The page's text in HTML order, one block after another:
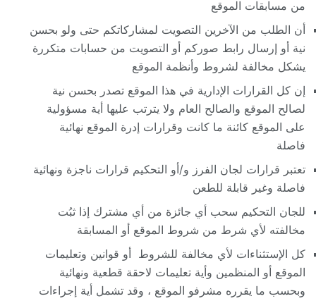
من مسابقات الموقع
أن الطلب من الآخرين التصويت لمشاركاتكم حتى ولو بحسن
نية أو إرسال رابط صوركم أو التصويت من حسابات متكررة
يشكل مخالفة لشروط وأنظمة الموقع
إن كل القرارات الإدارية في هذا الموقع تصدر بحسن نية
لصالح الموقع والصالح العام ولا يترتب عليها أية مسؤولية
على الموقع كائنة ما كانت وقرارات إدرة الموقع نهائية
فاصلة
تعتبر قرارات لجان الفرز و/أو التحكيم قرارات ناجزة ونهائية
فاصلة وغير قابلة للطعن
للجان التحكيم سحب أي جائزة من أي مشترك إذا ثبُت
مخالفته لأي شرط من شروط الموقع أو المسابقة
كل الإستثناءات لأي مخالفة للشروط أو قوانين وتعليمات
الموقع أو المنظمين وأية تعليمات لاحقة قطعية ونهائية
وبحسب ما يقرره مشرفو الموقع ، وقد تشمل أية إجراءات